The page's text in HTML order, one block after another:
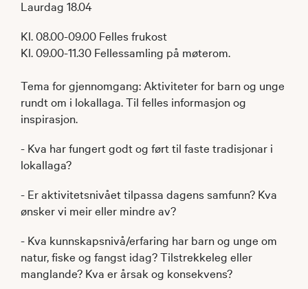
Laurdag 18.04
Kl. 08.00-09.00 Felles frukost
Kl. 09.00-11.30 Fellessamling på møterom.
Tema for gjennomgang: Aktiviteter for barn og unge
rundt om i lokallaga. Til felles informasjon og
inspirasjon.
- Kva har fungert godt og ført til faste tradisjonar i
lokallaga?
- Er aktivitetsnivået tilpassa dagens samfunn? Kva
ønsker vi meir eller mindre av?
- Kva kunnskapsnivå/erfaring har barn og unge om
natur, fiske og fangst idag? Tilstrekkeleg eller
manglande? Kva er årsak og konsekvens?